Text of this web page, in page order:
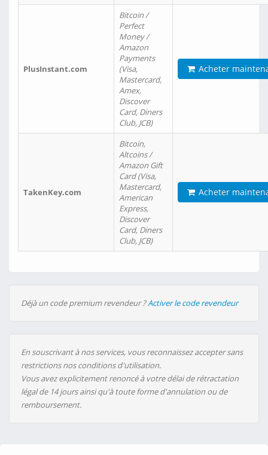
PlusInstant.com
Bitcoin /
Perfect
Money /
Amazon
Payments
(Visa,
Mastercard,
Amex,
Discover
Card, Diners
Club, JCB)
Acheter
TakenKey.com
Bitcoin,
Altcoins /
Amazon Gift
Card (Visa,
Mastercard,
American
Express,
Discover
Card, Diners
Club, JCB)
Acheter
Déjà un code premium revendeur ?Activer le code revendeur
En souscrivant à nos services, vous reconnaissez accepter sans
restrictions nos conditions d'utilisation.
Vous avez explicitement renoncé à votre délai de rétractation
légal de 14 jours ainsi qu'à toute forme d'annulation ou de
remboursement.